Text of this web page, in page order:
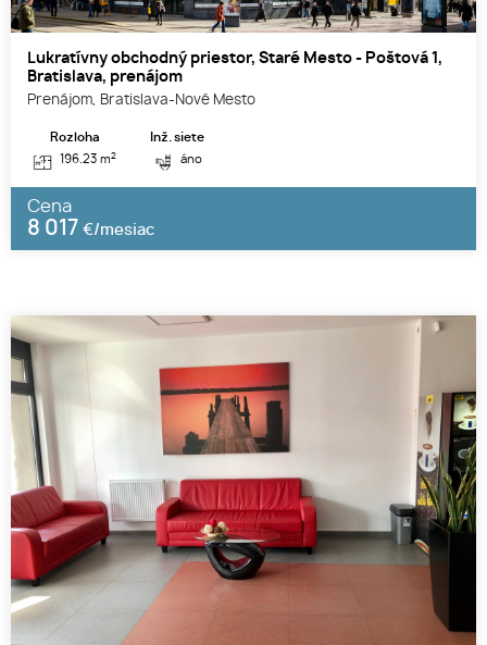
Lukratívny obchodný priestor, Staré Mesto - Poštová 1,
Bratislava, prenájom
Prenájom, Bratislava-Nové Mesto
Rozloha
196.23 m2
Inž. siete
áno
Cena
8 017 €/mesiac